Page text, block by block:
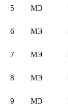
5 МЭ
6 МЭ
7 МЭ
8 МЭ
9 МЭ